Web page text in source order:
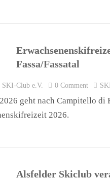
Fassa/Fassatal
SKI-Club e.V. 0 Comment
geht nach Campitello di
2026.
Alsfelder Skiclub